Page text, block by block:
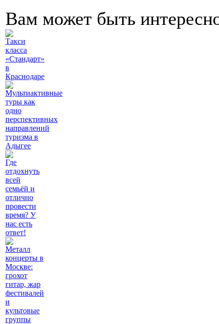
Вам может быть
Такси
класса
«Стандарт»
в
Краснодаре
Мультиактивные
туры как
одно
перспективных
направлений
туризма в
Адыгее
Где
отдохнуть
всей
семьёй и
отлично
провести
время? У
нас есть
ответ!
Металл
концерты в
Москве:
грохот
гитар, жар
фестивалей
и
культовые
группы